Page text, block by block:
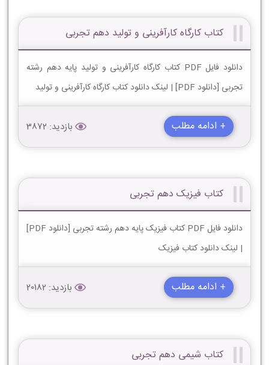
کتاب کارگاه کارآفرینی و تولید دهم تجربی
دانلود فایل PDF کتاب کارگاه کارآفرینی و تولید پایه دهم رشته
تجربی [دانلود PDF] | لینک دانلود کتاب کارگاه کارآفرینی و تولید
+ ادامه مطلب بازدید: 3872
کتاب فیزیک دهم تجربی
دانلود فایل PDF کتاب فیزیک پایه دهم رشته تجربی [دانلود PDF]
| لینک دانلود کتاب فیزیک
+ ادامه مطلب بازدید: 20182
کتاب شیمی دهم تجربی